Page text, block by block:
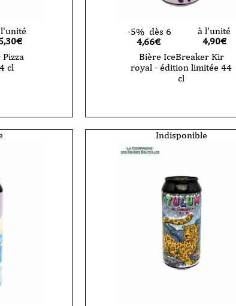
€
cl
-5% dès 6
4,66€
à l'unité
4,90€
Bière IceBreaker Kir
royal - édition limitée 44
cl
Indisponible